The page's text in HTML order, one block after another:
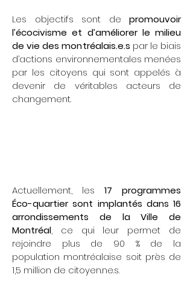
Les objectifs sont de promouvoir
l’écocivisme et d’améliorer le milieu
de vie des montréalais.e.s par le biais
d’actions environnementales menées
par les citoyens qui sont appelés à
devenir de véritables acteurs de
changement.
Actuellement, les 17 programmes
Éco-quartier sont implantés dans 16
arrondissements de la Ville de
Montréal, ce qui leur permet de
rejoindre plus de 90 % de la
population montréalaise soit près de
1,5 million de citoyen.ne.s.